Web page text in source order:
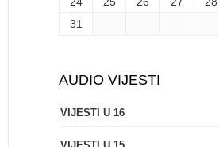
31
AUDIO VIJESTI
VIJESTI U 16